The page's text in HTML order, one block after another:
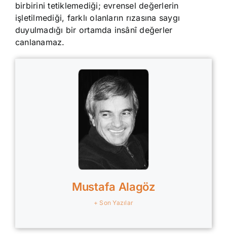
birbirini tetiklemediği; evrensel değerlerin
işletilmediği, farklı olanların rızasına saygı
duyulmadığı bir ortamda insânî değerler
canlanamaz.
Mustafa Alagöz
+ Son Yazılar